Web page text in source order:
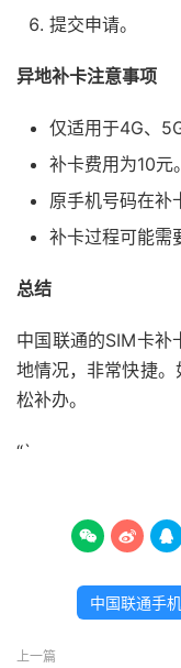
提交申请。
异地补卡注意事项
仅适用于4G、
补卡费用为10元。
原手机号码在补
补卡过程可能需
总结
中国联通的SIM卡补
地情况，非常快捷
松补办。
“`
  
中国联通手
上一篇